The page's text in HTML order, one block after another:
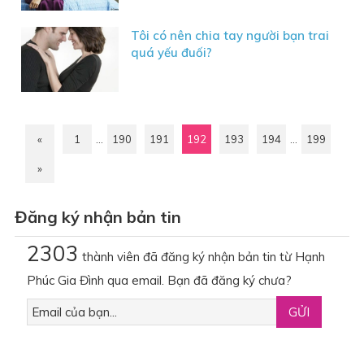
Tôi có nên chia tay người bạn trai
quá yếu đuối?
« 1 190 191 192 193 194 199
»
Đăng ký nhận bản tin
2303 thành viên đã đăng ký nhận bản tin từ Hạnh
Phúc Gia Đình qua email. Bạn đã đăng ký chưa?